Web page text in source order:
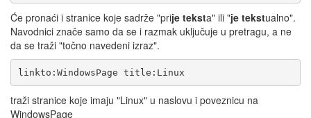
Će pronaći i stranice koje sadrže "prije teksta" ili "je tekstualno".
Navodnici znače samo da se i razmak uključuje u pretragu, a ne
da se traži "točno navedeni izraz".
linkto:WindowsPage title:Linux
traži stranice koje imaju "Linux" u naslovu i poveznicu na
WindowsPage